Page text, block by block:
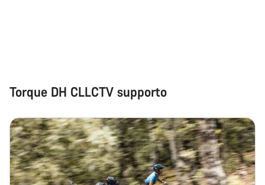
Torque DH CLLCTV supporto